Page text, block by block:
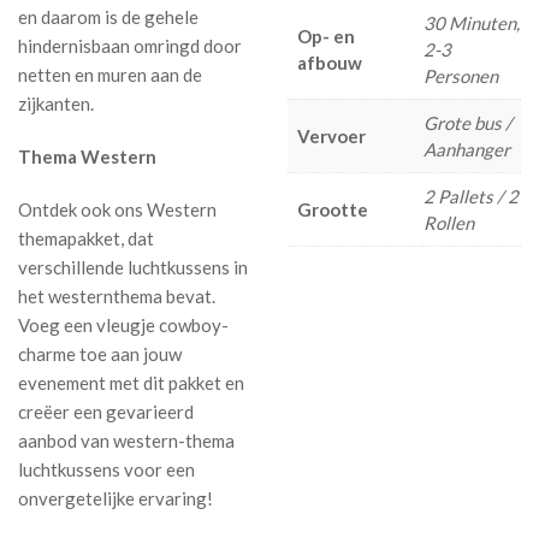
en daarom is de gehele
hindernisbaan omringd door
netten en muren aan de
zijkanten.
Thema Western
Ontdek ook ons Western
themapakket, dat
verschillende luchtkussens in
het westernthema bevat.
Voeg een vleugje cowboy-
charme toe aan jouw
evenement met dit pakket en
creëer een gevarieerd
aanbod van western-thema
luchtkussens voor een
onvergetelijke ervaring!
Op- en
afbouw
30 Minuten,
2-3
Personen
Vervoer
Grote bus /
Aanhanger
Grootte
2 Pallets / 2
Rollen